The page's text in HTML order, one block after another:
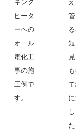
キング
ヒータ
ーへの
オール
電化工
事の施
工例で
す。
る
短
た